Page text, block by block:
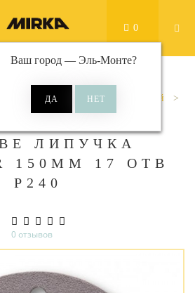
Ваш город — Эль-Монте?
0
Q.Silver Ø 150 мм 17 отверстий
НА БУМ
ЛИПУЧКА
150ММ 17 ОТВ
Р240
0 отзывов